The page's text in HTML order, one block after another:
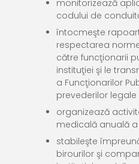
monitorizează
codului de
întocmeşte
respectarea
către funcţionarii
instituţiei şi le
a Funcţionarilor
prevederilor
organizează
medicală anuală
stabileşte
birourilor şi